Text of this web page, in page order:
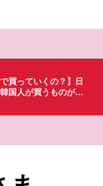
きられない…」日本
ぎる？韓国人が沼っ